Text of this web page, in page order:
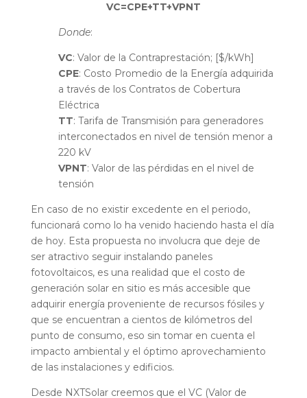
VC=CPE+TT+VPNT
Donde:
VC: Valor de la Contraprestación; [$/kWh]
CPE: Costo Promedio de la Energía adquirida
a través de los Contratos de Cobertura
Eléctrica
TT: Tarifa de Transmisión para generadores
interconectados en nivel de tensión menor a
220 kV
VPNT: Valor de las pérdidas en el nivel de
tensión
En caso de no existir excedente en el periodo,
funcionará como lo ha venido haciendo hasta el día
de hoy. Esta propuesta no involucra que deje de
ser atractivo seguir instalando paneles
fotovoltaicos, es una realidad que el costo de
generación solar en sitio es más accesible que
adquirir energía proveniente de recursos fósiles y
que se encuentran a cientos de kilómetros del
punto de consumo, eso sin tomar en cuenta el
impacto ambiental y el óptimo aprovechamiento
de las instalaciones y edificios.
Desde NXTSolar creemos que el VC (Valor de